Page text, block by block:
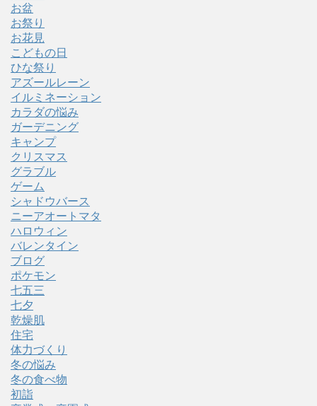
お盆
お祭り
お花見
こどもの日
ひな祭り
アズールレーン
イルミネーション
カラダの悩み
ガーデニング
キャンプ
クリスマス
グラブル
ゲーム
シャドウバース
ニーアオートマタ
ハロウィン
バレンタイン
ブログ
ポケモン
七五三
七夕
乾燥肌
住宅
体力づくり
冬の悩み
冬の食べ物
初詣